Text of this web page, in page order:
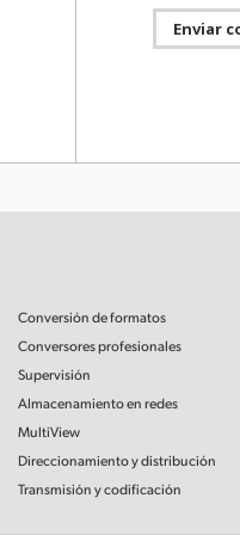
2022
Enviar
Conversión de formatos
Conversores profesionales
Supervisión
Almacenamiento en redes
MultiView
Direccionamiento y distribución
Transmisión y codificación